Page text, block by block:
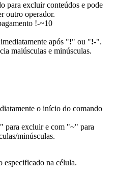
para excluir conteúdos e pode
outro operador.
!-~10
após "!" ou "!-".
maiúsculas e minúsculas.
o início do comando
para excluir e com "~" para
minúsculas.
especificado na célula.